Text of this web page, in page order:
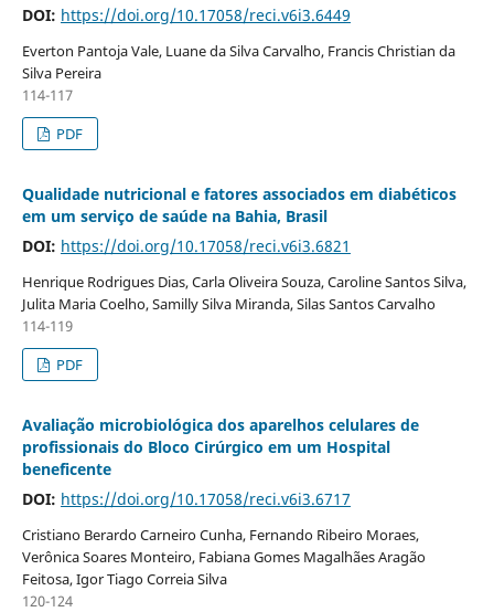
DOI: https://doi.org/10.17058/reci.v6i3.6449
Everton Pantoja Vale, Luane da Silva Carvalho, Francis Christian da
Silva Pereira
114-117
PDF
Qualidade nutricional e fatores associados em diabéticos
em um serviço de saúde na Bahia, Brasil
DOI: https://doi.org/10.17058/reci.v6i3.6821
Henrique Rodrigues Dias, Carla Oliveira Souza, Caroline Santos Silva,
Julita Maria Coelho, Samilly Silva Miranda, Silas Santos Carvalho
114-119
PDF
Avaliação microbiológica dos aparelhos celulares de
profissionais do Bloco Cirúrgico em um Hospital
beneficente
DOI: https://doi.org/10.17058/reci.v6i3.6717
Cristiano Berardo Carneiro Cunha, Fernando Ribeiro Moraes,
Verônica Soares Monteiro, Fabiana Gomes Magalhães Aragão
Feitosa, Igor Tiago Correia Silva
120-124